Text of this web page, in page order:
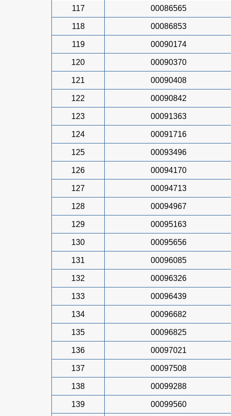
117 00086565
118 00086853
119 00090174
120 00090370
121 00090408
122 00090842
123 00091363
124 00091716
125 00093496
126 00094170
127 00094713
128 00094967
129 00095163
130 00095656
131 00096085
132 00096326
133 00096439
134 00096682
135 00096825
136 00097021
137 00097508
138 00099288
139 00099560